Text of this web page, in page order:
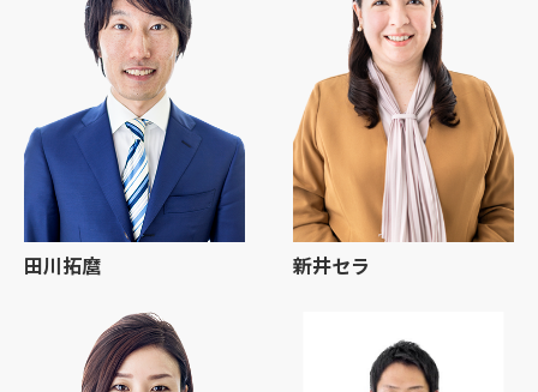
田川拓麿 新井セラ